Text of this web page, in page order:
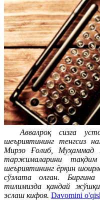
Аввалроқ сизга
шеъриятининг тенгсиз
Мирзо Ғолиб, Муҳаммад
таржималарини
шеъриятининг ёрқин
сўзлата олган.
тилимизда қандай
эслаш кифоя. Davomini